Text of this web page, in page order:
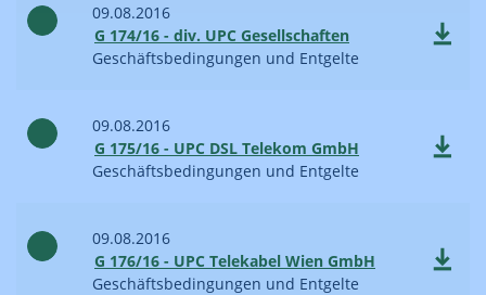
09.08.2016
G 174/16 - div. UPC Gesellschaften
Geschäftsbedingungen und Entgelte
09.08.2016
G 175/16 - UPC DSL Telekom GmbH
Geschäftsbedingungen und Entgelte
09.08.2016
G 176/16 - UPC Telekabel Wien GmbH
Geschäftsbedingungen und Entgelte